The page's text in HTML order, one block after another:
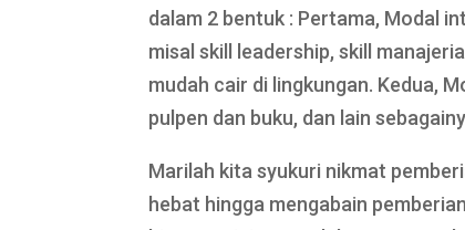
dalam 2 bentuk : Pertama, Modal
misal skill leadership, skill
mudah cair di lingkungan. Kedua,
pulpen dan buku, dan lain
Marilah kita syukuri nikmat
hebat hingga mengabain